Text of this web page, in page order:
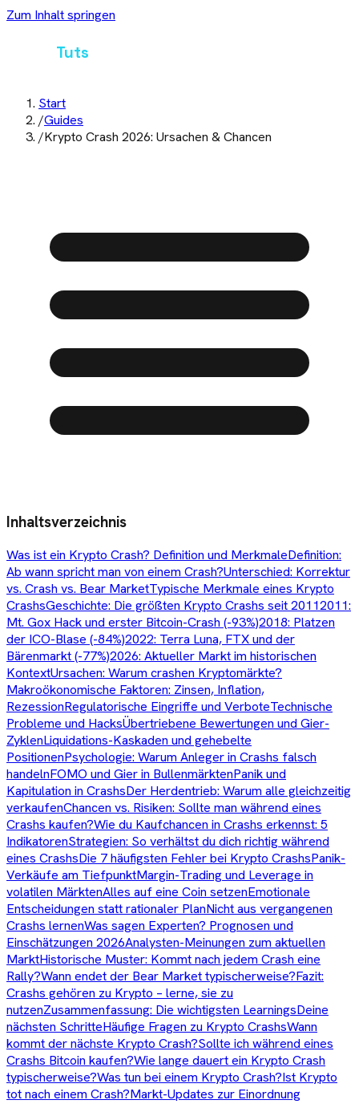
Zum Inhalt springen
Tuts
Start
/Guides
/Krypto Crash 2026: Ursachen & Chancen
Inhaltsverzeichnis
Was ist ein Krypto Crash? Definition und MerkmaleDefinition:
Ab wann spricht man von einem Crash?Unterschied: Korrektur
vs. Crash vs. Bear MarketTypische Merkmale eines Krypto
CrashsGeschichte: Die größten Krypto Crashs seit 20112011:
Mt. Gox Hack und erster Bitcoin-Crash (-93%)2018: Platzen
der ICO-Blase (-84%)2022: Terra Luna, FTX und der
Bärenmarkt (-77%)2026: Aktueller Markt im historischen
KontextUrsachen: Warum crashen Kryptomärkte?
Makroökonomische Faktoren: Zinsen, Inflation,
RezessionRegulatorische Eingriffe und VerboteTechnische
Probleme und HacksÜbertriebene Bewertungen und Gier-
ZyklenLiquidations-Kaskaden und gehebelte
PositionenPsychologie: Warum Anleger in Crashs falsch
handelnFOMO und Gier in BullenmärktenPanik und
Kapitulation in CrashsDer Herdentrieb: Warum alle gleichzeitig
verkaufenChancen vs. Risiken: Sollte man während eines
Crashs kaufen?Wie du Kaufchancen in Crashs erkennst: 5
IndikatorenStrategien: So verhältst du dich richtig während
eines CrashsDie 7 häufigsten Fehler bei Krypto CrashsPanik-
Verkäufe am TiefpunktMargin-Trading und Leverage in
volatilen MärktenAlles auf eine Coin setzenEmotionale
Entscheidungen statt rationaler PlanNicht aus vergangenen
Crashs lernenWas sagen Experten? Prognosen und
Einschätzungen 2026Analysten-Meinungen zum aktuellen
MarktHistorische Muster: Kommt nach jedem Crash eine
Rally?Wann endet der Bear Market typischerweise?Fazit:
Crashs gehören zu Krypto – lerne, sie zu
nutzenZusammenfassung: Die wichtigsten LearningsDeine
nächsten SchritteHäufige Fragen zu Krypto CrashsWann
kommt der nächste Krypto Crash?Sollte ich während eines
Crashs Bitcoin kaufen?Wie lange dauert ein Krypto Crash
typischerweise?Was tun bei einem Krypto Crash?Ist Krypto
tot nach einem Crash?Markt-Updates zur Einordnung